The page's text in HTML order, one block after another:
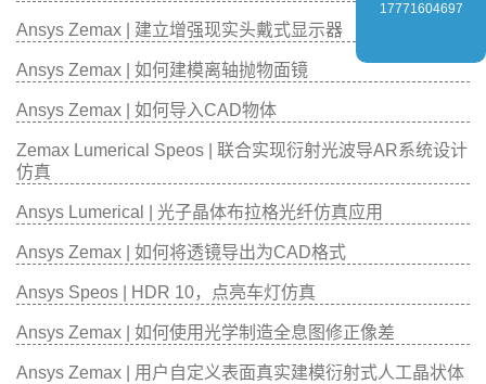
Ansys Zemax | 建立增强现实头戴式显示器
Ansys Zemax | 如何建模离轴抛物面镜
Ansys Zemax | 如何导入CAD物体
Zemax Lumerical Speos | 联合实现衍射光波导AR系统设计
仿真
Ansys Lumerical | 光子晶体布拉格光纤仿真应用
Ansys Zemax | 如何将透镜导出为CAD格式
Ansys Speos | HDR 10，点亮车灯仿真
Ansys Zemax | 如何使用光学制造全息图修正像差
Ansys Zemax | 用户自定义表面真实建模衍射式人工晶状体
17771604697